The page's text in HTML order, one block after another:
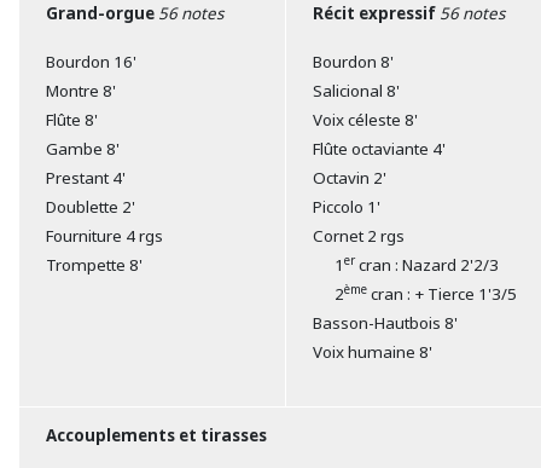
Grand-orgue 56 notes
Bourdon 16'
Montre 8'
Flûte 8'
Gambe 8'
Prestant 4'
Doublette 2'
Fourniture 4 rgs
Trompette 8'
Récit expressif 56 notes
Bourdon 8'
Salicional 8'
Voix céleste 8'
Flûte octaviante 4'
Octavin 2'
Piccolo 1'
Cornet 2 rgs
1 ercran : Nazard 2'2/3
2ème cran : + Tierce 1'3/5
Basson-Hautbois 8'
Voix humaine 8'
Accouplements et tirasses